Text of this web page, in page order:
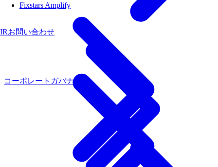
Fixstars Amplify
IRお問い合わせ
コーポレートガバナンス